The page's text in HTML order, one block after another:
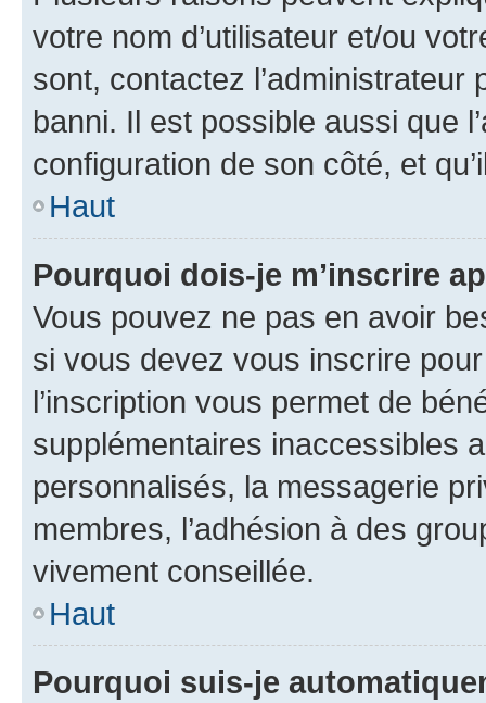
votre nom d’utilisateur et/ou
sont, contactez l’administrateur
banni. Il est possible aussi que
configuration de son côté, et
Haut
Pourquoi dois-je m’inscrire
Vous pouvez ne pas en avoir
si vous devez vous inscrire
l’inscription vous permet de
supplémentaires inaccessibles
personnalisés, la messagerie
membres, l’adhésion à des
vivement conseillée.
Haut
Pourquoi suis-je